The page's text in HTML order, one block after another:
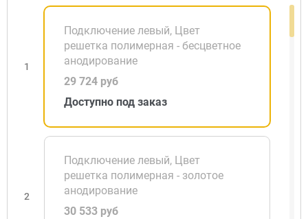
1
Подключение левый, Цвет
решетка полимерная - бесцветное
анодирование
29 724 руб
Доступно под заказ
2
Подключение левый, Цвет
решетка полимерная - золотое
анодирование
30 533 руб